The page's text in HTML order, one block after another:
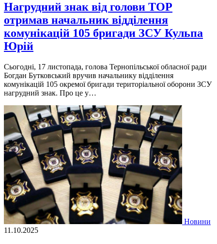
Нагрудний знак від голови ТОР
отримав начальник відділення
комунікацій 105 бригади ЗСУ Кульпа
Юрій
Сьогодні, 17 листопада, голова Тернопільської обласної ради
Богдан Бутковський вручив начальнику відділення
комунікацій 105 окремої бригади територіальної оборони ЗСУ
нагрудний знак. Про це у…
Новини
11.10.2025